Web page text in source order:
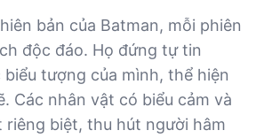
bản của Batman, mỗi phiên
độc đáo. Họ đứng tự tin
tượng của mình, thể hiện
Các nhân vật có biểu cảm và
biệt, thu hút người hâm